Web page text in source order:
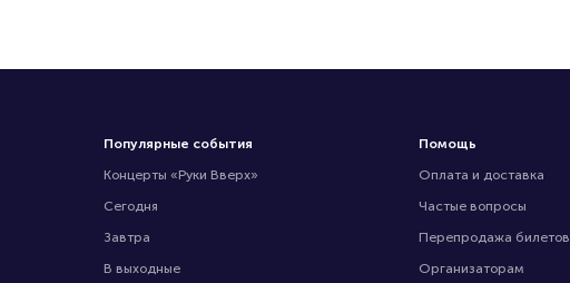
Популярные события
Концерты «Руки Вверх»
Сегодня
Завтра
В выходные
Помощь
Оплата и доставка
Частые вопросы
Перепродажа билетов
Организаторам